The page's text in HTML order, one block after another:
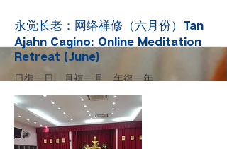
More
永觉长老：网络禅修（六月份）Tan
Ajahn Cagino: Online Meditation
Retreat (June)
日復一日，月複一月，年復一年，
繼續不斷，細水長流，這才是修行的真功夫。
~ 阿姜查
************************************************